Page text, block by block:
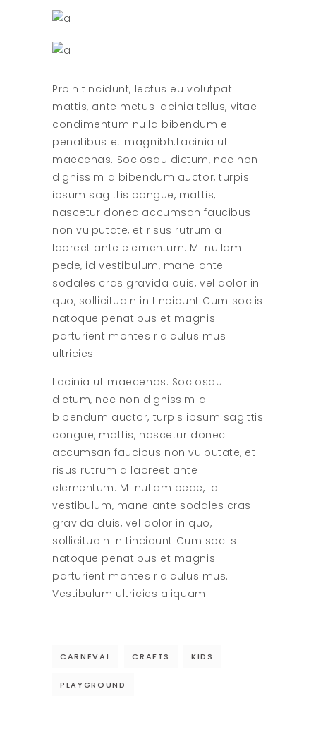
Proin tincidunt, lectus eu volutpat
mattis, ante metus lacinia tellus, vitae
condimentum nulla bibendum e
penatibus et magnibh.Lacinia ut
maecenas. Sociosqu dictum, nec non
dignissim a bibendum auctor, turpis
ipsum sagittis congue, mattis,
nascetur donec accumsan faucibus
non vulputate, et risus rutrum a
laoreet ante elementum. Mi nullam
pede, id vestibulum, mane ante
sodales cras gravida duis, vel dolor in
quo, sollicitudin in tincidunt Cum sociis
natoque penatibus et magnis
parturient montes ridiculus mus
ultricies.
Lacinia ut maecenas. Sociosqu
dictum, nec non dignissim a
bibendum auctor, turpis ipsum sagittis
congue, mattis, nascetur donec
accumsan faucibus non vulputate, et
risus rutrum a laoreet ante
elementum. Mi nullam pede, id
vestibulum, mane ante sodales cras
gravida duis, vel dolor in quo,
sollicitudin in tincidunt Cum sociis
natoque penatibus et magnis
parturient montes ridiculus mus.
Vestibulum ultricies aliquam.
CARNEVAL CRAFTS KIDS
PLAYGROUND